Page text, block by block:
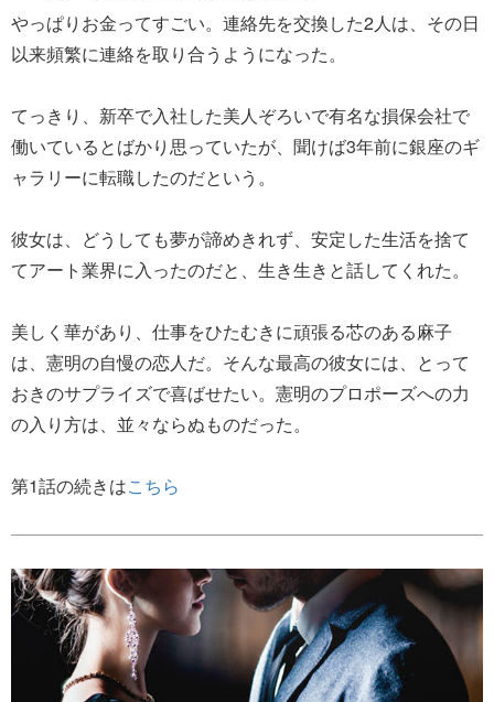
やっぱりお金ってすごい。連絡先を交換した2人は、その日
以来頻繁に連絡を取り合うようになった。
てっきり、新卒で入社した美人ぞろいで有名な損保会社で
働いているとばかり思っていたが、聞けば3年前に銀座のギ
ャラリーに転職したのだという。
彼女は、どうしても夢が諦めきれず、安定した生活を捨て
てアート業界に入ったのだと、生き生きと話してくれた。
美しく華があり、仕事をひたむきに頑張る芯のある麻子
は、憲明の自慢の恋人だ。そんな最高の彼女には、とって
おきのサプライズで喜ばせたい。憲明のプロポーズへの力
の入り方は、並々ならぬものだった。
第1話の続きはこちら